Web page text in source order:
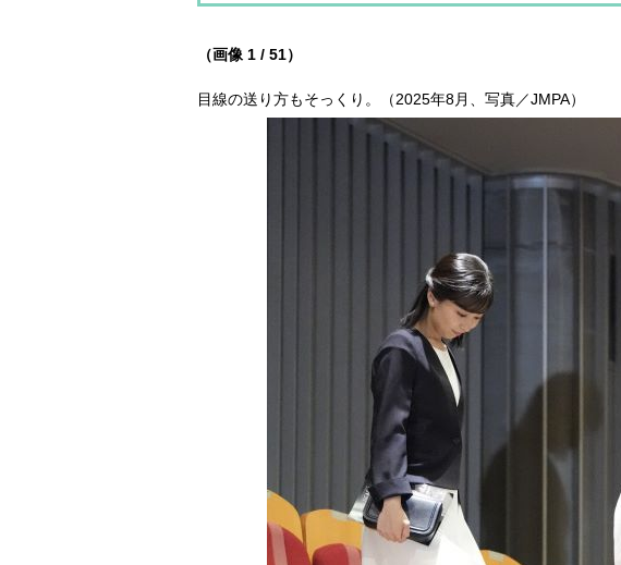
（画像 1 / 51）
目線の送り方もそっくり。（2025年8月、写真／JMPA）